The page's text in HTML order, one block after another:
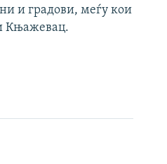
и градови, меѓу кои
Књажевац.